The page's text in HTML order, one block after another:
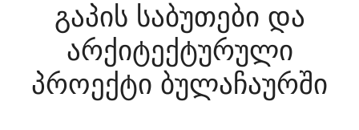
ᲒᲐᲞᲘᲡ ᲡᲐᲑᲣᲗᲔᲑᲘ ᲓᲐ
ᲐᲠᲥᲘᲢᲔᲥᲢᲣᲠᲣᲚᲘ
ᲞᲠᲝᲔᲥᲢᲘ ᲑᲣᲚᲐᲩᲐᲣᲠᲨᲘ